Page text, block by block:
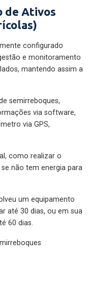
de Ativos
configurado
e monitoramento
mantendo assim a
semirreboques,
via software,
via GPS,
como realizar o
não tem energia para
um equipamento
até 30 dias, ou em sua
60 dias.